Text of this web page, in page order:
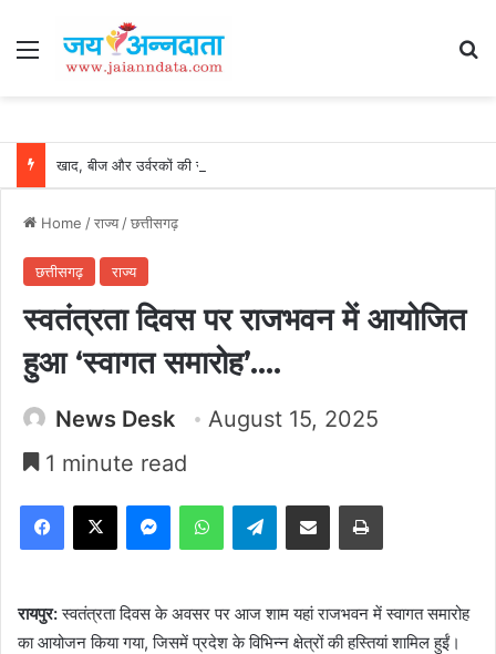
Menu
Home /राज्य/छत्तीसगढ़
छत्तीसगढ़ राज्य
स्वतंत्रता दिवस पर राजभवन में आयोजित
हुआ ‘स्वागत समारोह’….
News Desk
August 15, 2025
1 minute read
Facebook
X MessengerWhatsAppTelegramShare via Email Print
रायपुर:स्वतंत्रता दिवस के अवसर पर आज शाम यहां राजभवन में स्वागत समारोह
का आयोजन किया गया, जिसमें प्रदेश के विभिन्न क्षेत्रों की हस्तियां शामिल हुईं।